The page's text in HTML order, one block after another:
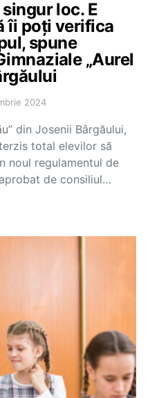
loc. E
îi poți verifica
spune
„Aurel
2024
din Josenii Bârgăului,
total elevilor să
noul regulamentul de
de consiliul…